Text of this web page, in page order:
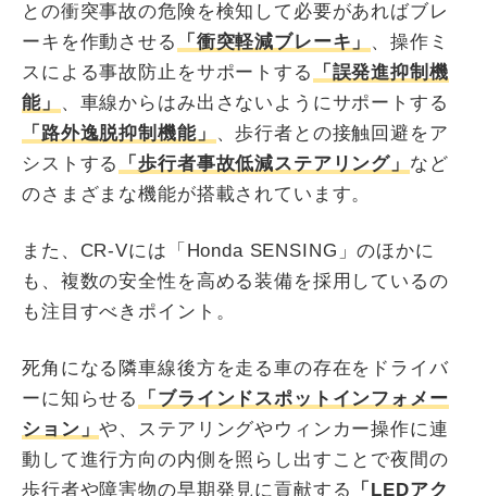
との衝突事故の危険を検知して必要があればブレ
ーキを作動させる
「衝突軽減ブレーキ」 、操作ミ
スによる事故防止をサポートする
「誤発進抑制機
能」
、車線からはみ出さないようにサポートする
「路外逸脱抑制機能」
、歩行者との接触回避をア
シストする
「歩行者事故低減ステアリング」 など
のさまざまな機能が搭載されています。
また、CR-Vには「Honda SENSING」のほかに
も、複数の安全性を高める装備を採用しているの
も注目すべきポイント。
死角になる隣車線後方を走る車の存在をドライバ
ーに知らせる
「ブラインドスポットインフォメー
ション」や、ステアリングやウィンカー操作に連
動して進行方向の内側を照らし出すことで夜間の
歩行者や障害物の早期発見に貢献する
「LEDアク